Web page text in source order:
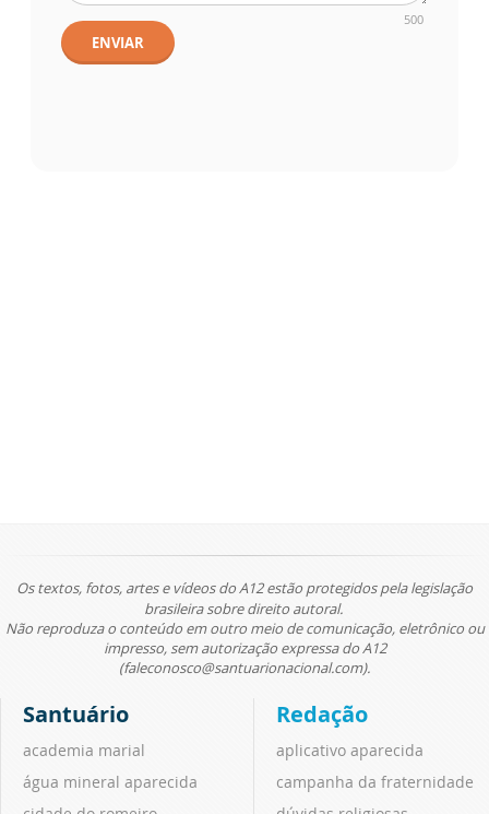
500
ENVIAR
Os textos, fotos, artes e vídeos do A12 estão protegidos pela legislação
brasileira sobre direito autoral.
Não reproduza o conteúdo em outro meio de comunicação, eletrônico ou
impresso, sem autorização expressa do A12
(faleconosco@santuarionacional.com).
Santuário
academia marial
água mineral aparecida
Redação
aplicativo aparecida
campanha da fraternidade